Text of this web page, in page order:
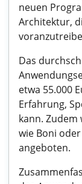
neuen
Architektur,
Das
etwa 55.000
Erfahrung,
kann.
wie Boni
angeboten.